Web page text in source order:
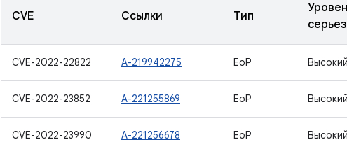
CVE Ссылки Тип
CVE-2022-22822 A-219942275 EoP Высокий
CVE-2022-23852 A-221255869 EoP Высокий
CVE-2022-23990 A-221256678 EoP Высокий